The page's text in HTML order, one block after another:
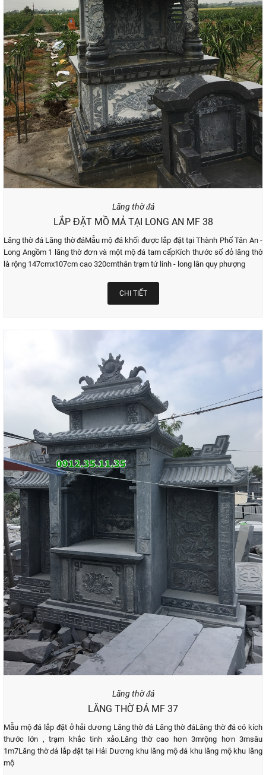
Lăng thờ đá
LẮP ĐẶT MỒ MẢ TẠI LONG AN MF 38
Lăng thờ đá Lăng thờ đáMẫu mộ đá khối được lắp đặt tại Thành Phố Tân An -
Long Angồm 1 lăng thờ đơn và một mộ đá tam cấpKích thước số đỏ lăng thờ
là rộng 147cmx107cm cao 320cmthân trạm tứ linh - long lân quy phượng
CHI TIẾT
Lăng thờ đá
LĂNG THỜ ĐÁ MF 37
Mẫu mộ đá lắp đặt ở hải dương Lăng thờ đá Lăng thờ đáLăng thờ đá có kích
thước lớn , trạm khắc tinh xảo.Lăng thờ cao hơn 3mrộng hơn 3msâu
1m7Lăng thờ đá lắp đặt tại Hải Dương khu lăng mộ đá khu lăng mộ khu lăng
mộ